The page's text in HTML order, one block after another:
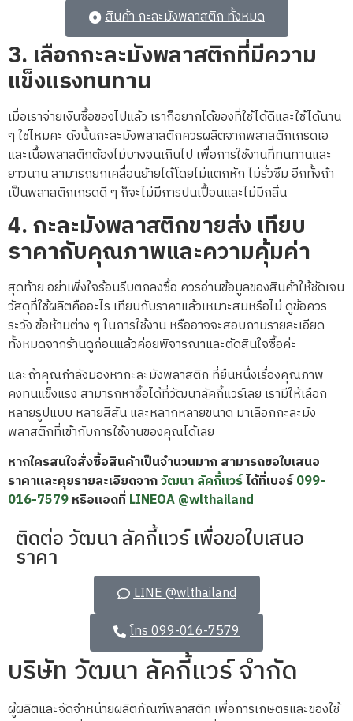
สินค้า กะละมังพลาสติก ทั้งหมด
3. เลือกกะละมังพลาสติกที่มีความ
แข็งแรงทนทาน
เมื่อเราจ่ายเงินซื้อของไปแล้ว เราก็อยากได้ของที่ใช้ได้ดีและใช้ได้นาน
ๆ ใช่ไหมคะ ดังนั้นกะละมังพลาสติกควรผลิตจากพลาสติกเกรดเอ
และเนื้อพลาสติกต้องไม่บางจนเกินไป เพื่อการใช้งานที่ทนทานและ
ยาวนาน สามารถยกเคลื่อนย้ายได้โดยไม่แตกหัก ไม่รั่วซึม อีกทั้งถ้า
เป็นพลาสติกเกรดดี ๆ ก็จะไม่มีการปนเปื้อนและไม่มีกลิ่น
4. กะละมังพลาสติกขายส่ง เทียบ
ราคากับคุณภาพและความคุ้มค่า
สุดท้าย อย่าเพิ่งใจร้อนรีบตกลงซื้อ ควรอ่านข้อมูลของสินค้าให้ชัดเจน
วัสดุที่ใช้ผลิตคืออะไร เทียบกับราคาแล้วเหมาะสมหรือไม่ ดูข้อควร
ระวัง ข้อห้ามต่าง ๆ ในการใช้งาน หรืออาจจะสอบถามรายละเอียด
ทั้งหมดจากร้านดูก่อนแล้วค่อยพิจารณาและตัดสินใจซื้อค่ะ
และถ้าคุณกำลังมองหากะละมังพลาสติก ที่ยืนหนึ่งเรื่องคุณภาพ
คงทนแข็งแรง สามารถหาซื้อได้ที่วัฒนาลัคกี้แวร์เลย เรามีให้เลือก
หลายรูปแบบ หลายสีสัน และหลากหลายขนาด มาเลือกกะละมัง
พลาสติกที่เข้ากับการใช้งานของคุณได้เลย
หากใครสนใจสั่งซื้อสินค้าเป็นจำนวนมาก สามารถขอใบเสนอ
ราคาและคุยรายละเอียดจากวัฒนา ลัคกี้แวร์ได้ที่เบอร์099-
016-7579หรือแอดที่LINEOA @wlthailand
ติดต่อ วัฒนา ลัคกี้แวร์ เพื่อขอใบเสนอ
ราคา
LINE @wlthailand
โทร 099-016-7579
บริษัท วัฒนา ลัคกี้แวร์ จำกัด
ผู้ผลิตและจัดจำหน่ายผลิตภัณฑ์พลาสติก เพื่อการเกษตรและของใช้